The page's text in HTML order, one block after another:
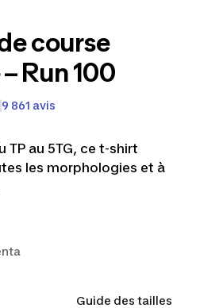
course
Run 100
9 861 avis
TP au 5TG, ce t-shirt
les morphologies et à
Guide des tailles